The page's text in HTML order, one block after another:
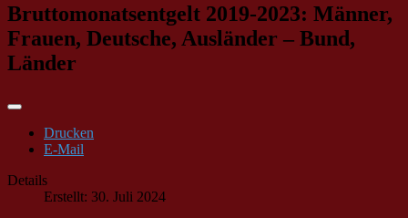
Bruttomonatsentgelt 2019-2023: Männer,
Frauen, Deutsche, Ausländer – Bund,
Länder
Drucken
E-Mail
Details
Erstellt: 30. Juli 2024